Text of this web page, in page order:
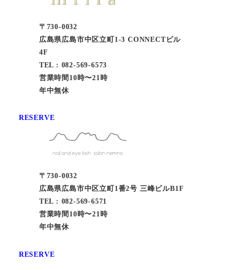
〒730-0032
広島県広島市中区立町1-3 CONNECTビル
4F
TEL : 082-569-6573
営業時間10時〜21時
年中無休
RESERVE
〒730-0032
広島県広島市中区立町1番2号 三峰ビルB1F
TEL : 082-569-6571
営業時間10時〜21時
年中無休
RESERVE